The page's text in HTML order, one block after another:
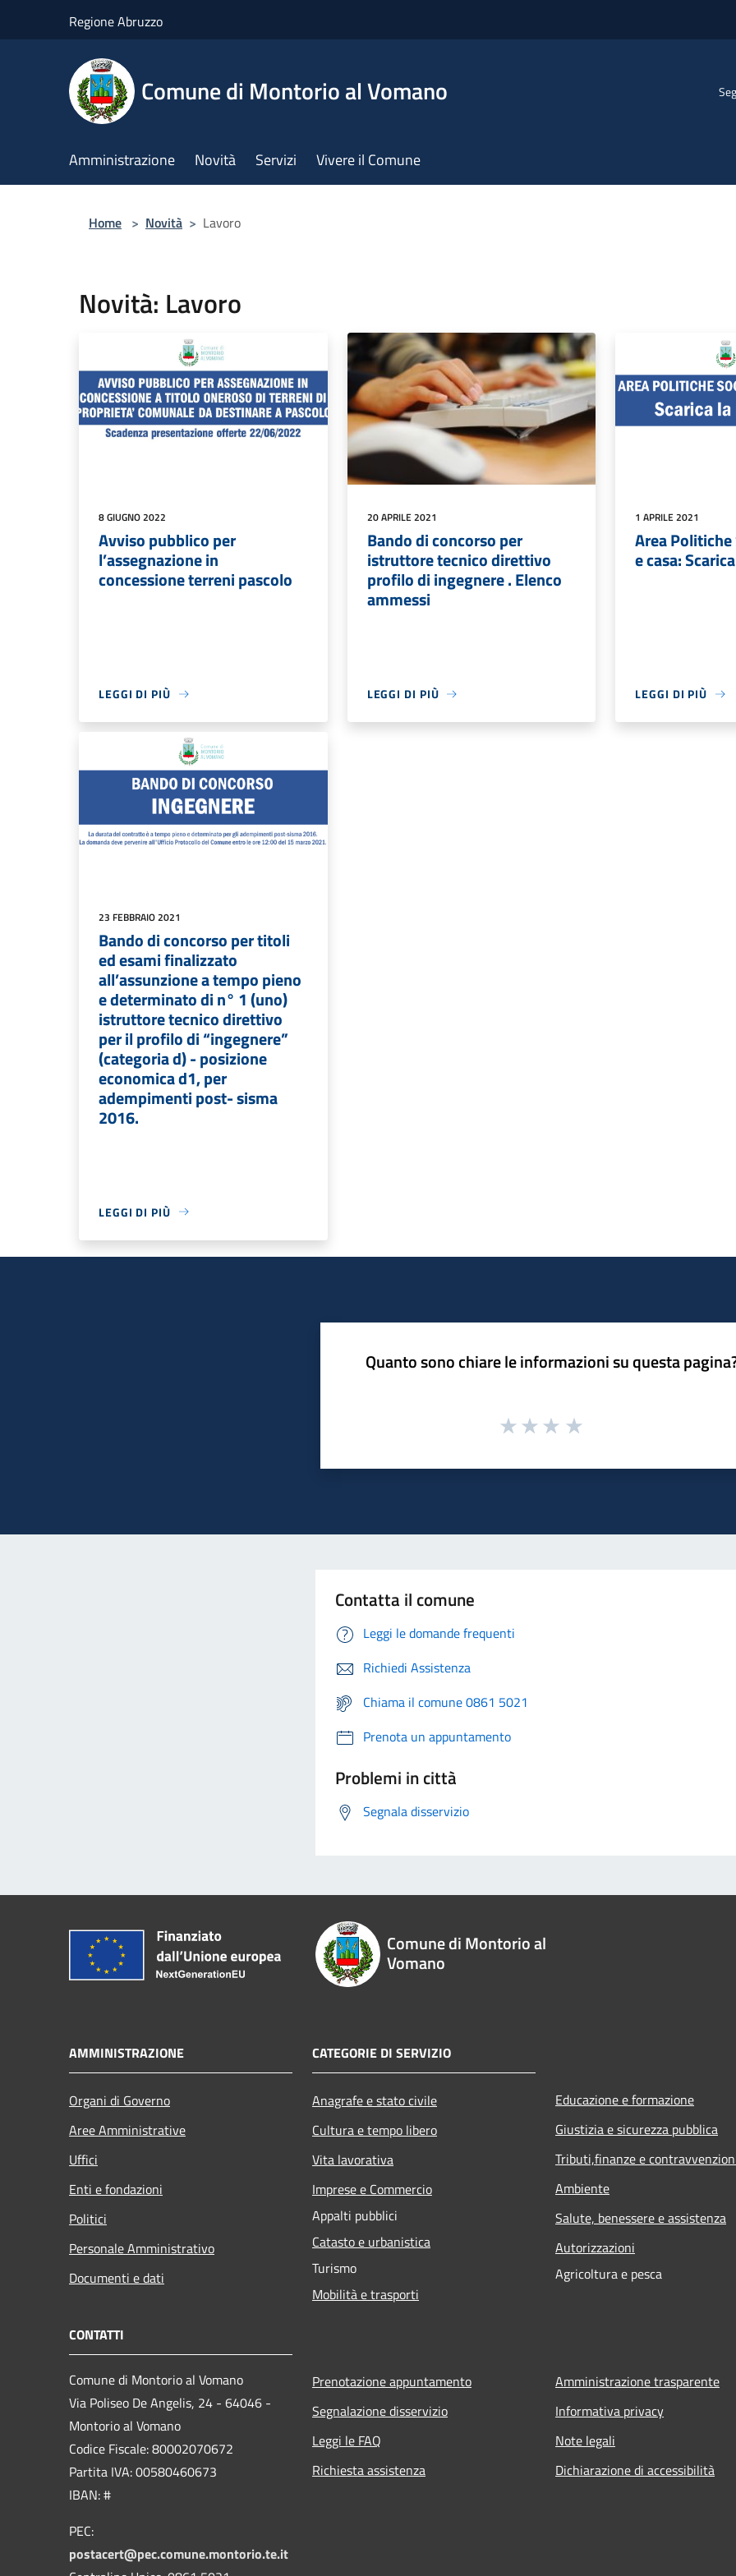
Regione Abruzzo
Comune di Montorio al Vomano
Amministrazione Novità Servizi Vivere il Comune
Home > Novità > Lavoro
Novità: Lavoro
8 GIUGNO 2022
Avviso pubblico per
l’assegnazione in
concessione terreni pascolo
LEGGI DI PIÙ
20 APRILE 2021
Bando di concorso per
istruttore tecnico direttivo
profilo di ingegnere . Elenco
ammessi
LEGGI DI PIÙ
1 APRILE 2021
Area
e casa:
LEGGI DI PIÙ
23 FEBBRAIO 2021
Bando di concorso per titoli
ed esami finalizzato
all’assunzione a tempo pieno
e determinato di n° 1 (uno)
istruttore tecnico direttivo
per il profilo di “ingegnere”
(categoria d) - posizione
economica d1, per
adempimenti post- sisma
2016.
LEGGI DI PIÙ
Quanto sono chiare le informazioni su questa
Contatta il comune
Leggi le domande frequenti
Richiedi Assistenza
Chiama il comune 0861 5021
Prenota un appuntamento
Problemi in città
Segnala disservizio
Comune di Montorio al
Vomano
AMMINISTRAZIONE
Organi di Governo
Aree Amministrative
Uffici
Enti e fondazioni
Politici
Personale Amministrativo
Documenti e dati
CATEGORIE DI SERVIZIO
Anagrafe e stato civile
Cultura e tempo libero
Vita lavorativa
Imprese e Commercio
Appalti pubblici
Catasto e urbanistica
Turismo
Mobilità e trasporti
Educazione e formazione
Giustizia e sicurezza pubblica
Tributi,finanze e
Ambiente
Salute, benessere e assistenza
Autorizzazioni
Agricoltura e pesca
CONTATTI
Comune di Montorio al Vomano
Via Poliseo De Angelis, 24 - 64046 -
Montorio al Vomano
Codice Fiscale: 80002070672
Partita IVA: 00580460673
IBAN: #
PEC:
postacert@pec.comune.montorio.te.it
Prenotazione appuntamento
Segnalazione disservizio
Leggi le FAQ
Richiesta assistenza
Amministrazione trasparente
Informativa privacy
Note legali
Dichiarazione di accessibilità